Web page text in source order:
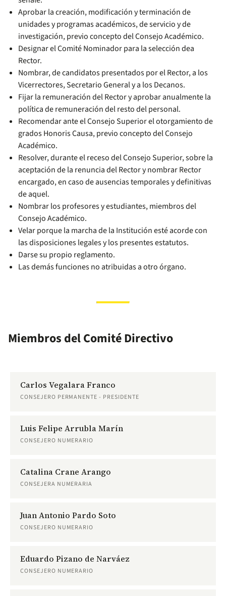
Aprobar la creación, modificación y terminación de
unidades y programas académicos, de servicio y de
investigación, previo concepto del Consejo Académico.
Designar el Comité Nominador para la selección dea
Rector.
Nombrar, de candidatos presentados por el Rector, a los
Vicerrectores, Secretario General y a los Decanos.
Fijar la remuneración del Rector y aprobar anualmente la
política de remuneración del resto del personal.
Recomendar ante el Consejo Superior el otorgamiento de
grados Honoris Causa, previo concepto del Consejo
Académico.
Resolver, durante el receso del Consejo Superior, sobre la
aceptación de la renuncia del Rector y nombrar Rector
encargado, en caso de ausencias temporales y definitivas
de aquel.
Nombrar los profesores y estudiantes, miembros del
Consejo Académico.
Velar porque la marcha de la Institución esté acorde con
las disposiciones legales y los presentes estatutos.
Darse su propio reglamento.
Las demás funciones no atribuidas a otro órgano.
Miembros del Comité Directivo
Carlos Vegalara Franco
CONSEJERO PERMANENTE - PRESIDENTE
Luis Felipe Arrubla Marín
CONSEJERO NUMERARIO
Catalina Crane Arango
CONSEJERA NUMERARIA
Juan Antonio Pardo Soto
CONSEJERO NUMERARIO
Eduardo Pizano de Narváez
CONSEJERO NUMERARIO